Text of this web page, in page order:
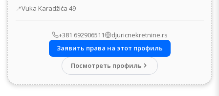
Адрес
Vuka Karadžića 49
+381 692906511
djuricnekretnine.rs
Заявить права на этот профиль
Посмотреть профиль